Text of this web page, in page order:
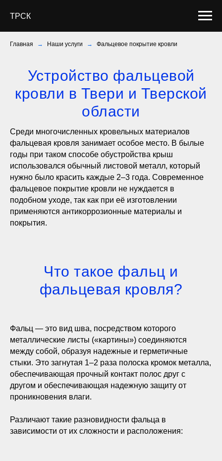
ТРСК
Главная → Наши услуги → Фальцевое покрытие кровли
Устройство фальцевой
кровли в Твери и Тверской
области
Среди многочисленных кровельных материалов
фальцевая кровля занимает особое место. В былые
годы при таком способе обустройства крыш
использовался обычный листовой металл, который
нужно было красить каждые 2–3 года. Современное
фальцевое покрытие кровли не нуждается в
подобном уходе, так как при её изготовлении
применяются антикоррозионные материалы и
покрытия.
Что такое фальц и
фальцевая кровля?
Фальц — это вид шва, посредством которого
металлические листы («картины») соединяются
между собой, образуя надежные и герметичные
стыки. Это загнутая 1–2 раза полоска кромок металла,
обеспечивающая прочный контакт полос друг с
другом и обеспечивающая надежную защиту от
проникновения влаги.
Различают такие разновидности фальца в
зависимости от их сложности и расположения: